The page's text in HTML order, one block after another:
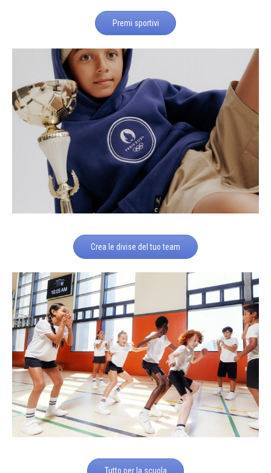
Premi sportivi
Crea le divise del tuo team
Tutto per la scuola